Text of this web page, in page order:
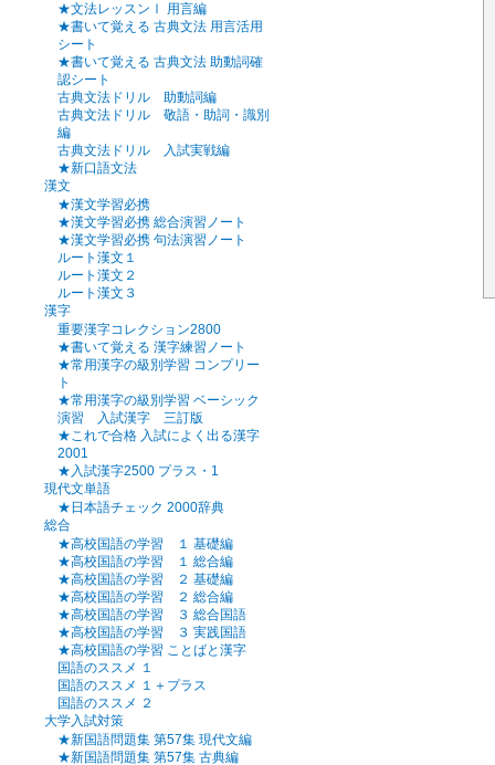
★文法レッスンⅠ 用言編
★書いて覚える 古典文法 用言活用
シート
★書いて覚える 古典文法 助動詞確
認シート
古典文法ドリル 助動詞編
古典文法ドリル 敬語・助詞・識別
編
古典文法ドリル 入試実戦編
★新口語文法
漢文
★漢文学習必携
★漢文学習必携 総合演習ノート
★漢文学習必携 句法演習ノート
ルート漢文１
ルート漢文２
ルート漢文３
漢字
重要漢字コレクション2800
★書いて覚える 漢字練習ノート
★常用漢字の級別学習 コンプリー
ト
★常用漢字の級別学習 ベーシック
演習 入試漢字 三訂版
★これで合格 入試によく出る漢字
2001
★入試漢字2500 プラス・1
現代文単語
★日本語チェック 2000辞典
総合
★高校国語の学習 １ 基礎編
★高校国語の学習 １ 総合編
★高校国語の学習 ２ 基礎編
★高校国語の学習 ２ 総合編
★高校国語の学習 ３ 総合国語
★高校国語の学習 ３ 実践国語
★高校国語の学習 ことばと漢字
国語のススメ １
国語のススメ １＋プラス
国語のススメ ２
大学入試対策
★新国語問題集 第57集 現代文編
★新国語問題集 第57集 古典編